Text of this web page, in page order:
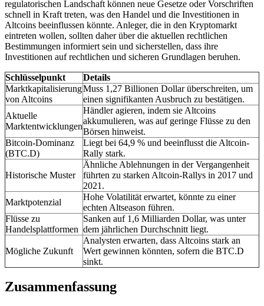
regulatorischen Landschaft können neue Gesetze oder Vorschriften
schnell in Kraft treten, was den Handel und die Investitionen in
Altcoins beeinflussen könnte. Anleger, die in den Kryptomarkt
eintreten wollen, sollten daher über die aktuellen rechtlichen
Bestimmungen informiert sein und sicherstellen, dass ihre
Investitionen auf rechtlichen und sicheren Grundlagen beruhen.
Schlüsselpunkt
Details
Marktkapitalisierung
von Altcoins
Muss 1,27 Billionen Dollar überschreiten, um
einen signifikanten Ausbruch zu bestätigen.
Aktuelle
Marktentwicklungen
Händler agieren, indem sie Altcoins
akkumulieren, was auf geringe Flüsse zu den
Börsen hinweist.
Bitcoin-Dominanz
(BTC.D)
Liegt bei 64,9 % und beeinflusst die Altcoin-
Rally stark.
Historische Muster
Ähnliche Ablehnungen in der Vergangenheit
führten zu starken Altcoin-Rallys in 2017 und
2021.
Marktpotenzial
Hohe Volatilität erwartet, könnte zu einer
echten Altseason führen.
Flüsse zu
Handelsplattformen
Sanken auf 1,6 Milliarden Dollar, was unter
dem jährlichen Durchschnitt liegt.
Mögliche Zukunft
Analysten erwarten, dass Altcoins stark an
Wert gewinnen könnten, sofern die BTC.D
sinkt.
Zusammenfassung